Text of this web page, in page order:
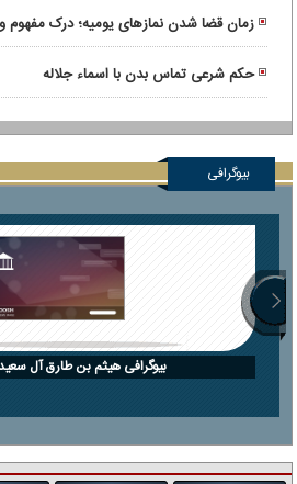
زمان قضا شدن نمازهای یومیه؛ درک مفهوم
حکم شرعی تماس بدن با اسماء جلاله
بیوگرافی
بیوگرافی هیثم بن طارق آل